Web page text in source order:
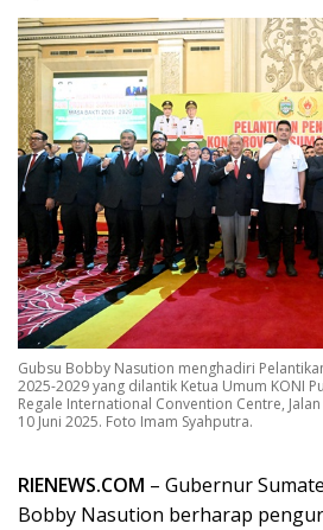
Gubsu Bobby Nasution menghadiri
2025-2029 yang dilantik Ketua Umum KONI
Regale International Convention Centre,
10 Juni 2025. Foto Imam Syahputra.
RIENEWS.COM – Gubernur
Bobby Nasution berharap